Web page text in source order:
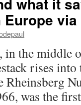
via
the middle
rises
was the